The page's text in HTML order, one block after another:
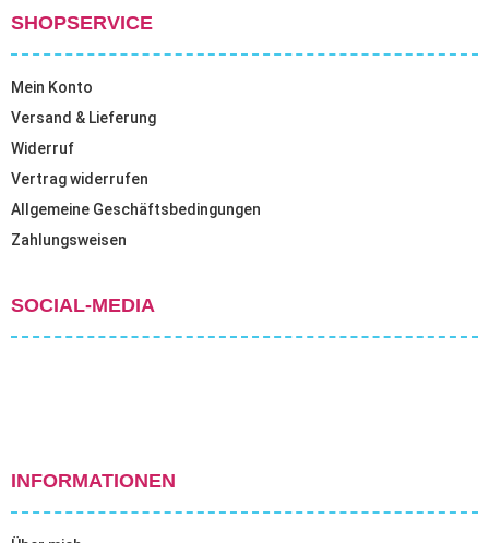
SHOPSERVICE
Mein Konto
Versand & Lieferung
Widerruf
Vertrag widerrufen
Allgemeine Geschäftsbedingungen
Zahlungsweisen
SOCIAL-MEDIA
INFORMATIONEN